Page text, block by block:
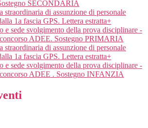
SECONDARIA
straordinaria di assunzione di personale
1a fascia GPS. Lettera estratta+
e sede svolgimento della prova disciplinare -
ADEE. Sostegno PRIMARIA
straordinaria di assunzione di personale
1a fascia GPS. Lettera estratta+
e sede svolgimento della prova disciplinare -
ADEE . Sostegno INFANZIA